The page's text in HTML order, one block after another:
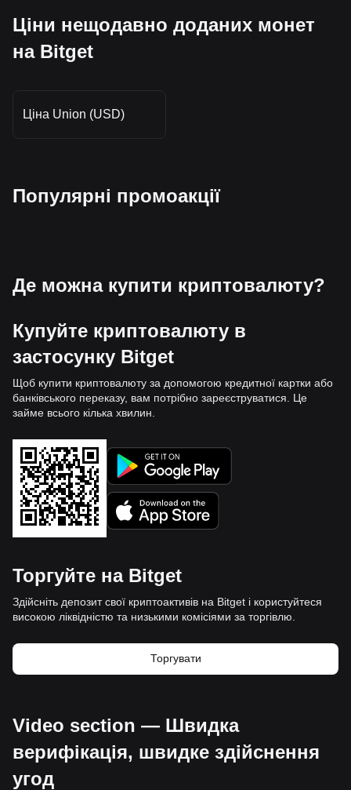
Ціни нещодавно доданих монет
на Bitget
Ціна Union (USD)
Популярні промоакції
Де можна купити криптовалюту?
Купуйте криптовалюту в
застосунку Bitget
Щоб купити криптовалюту за допомогою кредитної картки або
банківського переказу, вам потрібно зареєструватися. Це
займе всього кілька хвилин.
Торгуйте на Bitget
Здійсніть депозит свої криптоактивів на Bitget і користуйтеся
високою ліквідністю та низькими комісіями за торгівлю.
Торгувати
Video section — Швидка
верифікація, швидке здійснення
угод